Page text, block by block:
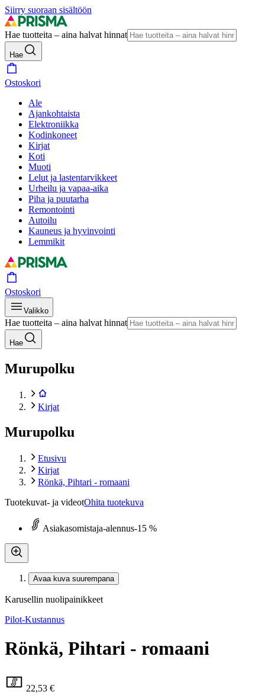
Siirry suoraan sisältöön
Hae tuotteita – aina halvat hinnat
Hae
Ostoskori
Ale
Ajankohtaista
Elektroniikka
Kodinkoneet
Kirjat
Koti
Muoti
Lelut ja lastentarvikkeet
Urheilu ja vapaa-aika
Piha ja puutarha
Remontointi
Autoilu
Kauneus ja hyvinvointi
Lemmikit
Ostoskori
Valikko
Hae tuotteita – aina halvat hinnat
Hae
Murupolku
Kirjat
Murupolku
Etusivu
Kirjat
Rönkä, Pihtari - romaani
Tuotekuvat- ja videotOhita tuotekuva
Asiakasomistaja-alennus-15 %
Avaa kuva suurempana
Karusellin nuolipainikkeet
Pilot-Kustannus
Rönkä, Pihtari - romaani
22,53 €